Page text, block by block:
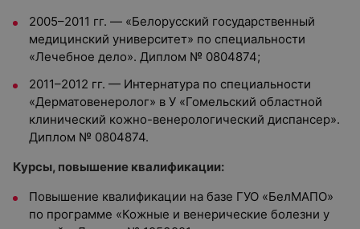
2005–2011 гг. — «Белорусский государственный
медицинский университет» по специальности
«Лечебное дело». Диплом № 0804874;
2011–2012 гг. — Интернатура по специальности
«Дерматовенеролог» в У «Гомельский областной
клинический кожно-венерологический диспансер».
Диплом № 0804874.
Курсы, повышение квалификации:
Повышение квалификации на базе ГУО «БелМАПО»
по программе «Кожные и венерические болезни у